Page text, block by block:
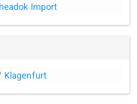
Import
Klagenfurt